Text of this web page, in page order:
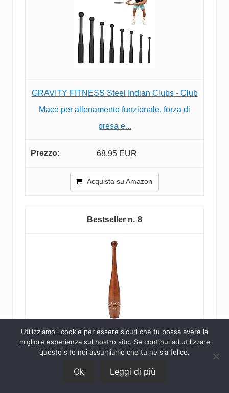
GRAVITY FITNESS Steel Indian Clubs - Club
Mace per allenamento funzionale, forza di
presa e...
68,95 EUR
Acquista su Amazon
8
Bad Company Clubbell in Legno I Indian Club
con...
Utilizziamo i cookie per essere sicuri che tu possa avere la
migliore esperienza sul nostro sito. Se continui ad utilizzare
questo sito noi assumiamo che tu ne sia felice.
Ok Leggi di più